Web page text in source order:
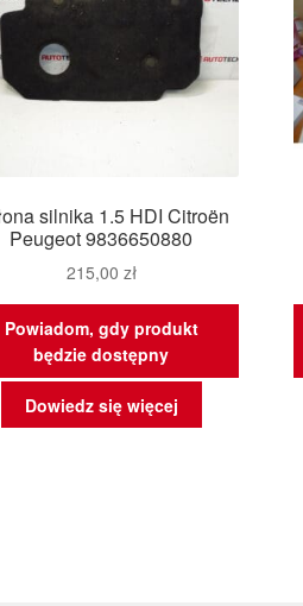
silnika 1.5 HDI Citroën
Peugeot 9836650880
215,00 zł
Powiadom, gdy produkt
będzie dostępny
Dowiedz się więcej